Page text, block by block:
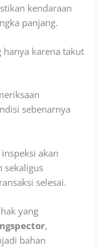
kendaraan
panjang.
karena takut
sebenarnya
akan
sekaligus
selesai.
yang
,
bahan